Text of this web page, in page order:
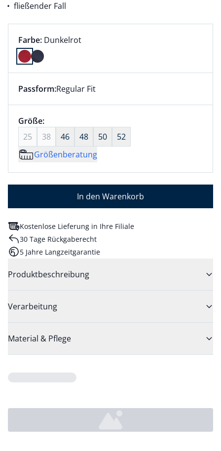
fließender Fall
Farbauswahl:
Farbe: aktuell ausgewählt:
Dunkelrot
Farbe Dunkelrot ausgewählt
Dieser Artikel hat die Passform Regular Fit. für
Passform:Regular Fit
Größenauswahl:
Größe:nichts ausgewählt
25
38 46 48 50
52
Größenberatung
In den Warenkorb
Kostenlose Lieferung in Ihre Filiale
30 Tage Rückgaberecht
5 Jahre Langzeitgarantie
Produktbeschreibung
Verarbeitung
Material & Pflege